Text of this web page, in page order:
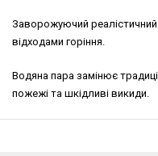
Заворожуючий
відходами горіння.
Водяна пара замінює
пожежі та шкідливі викиди.